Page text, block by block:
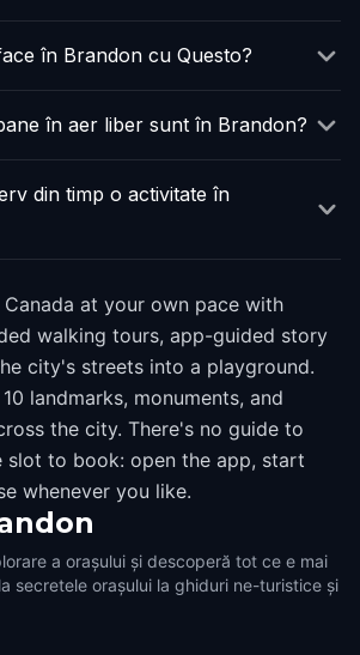
în Brandon cu Questo?
în aer liber sunt în Brandon?
din timp o activitate în
Canada at your own pace with
walking tours, app-guided story
city's streets into a playground.
landmarks, monuments, and
the city. There's no guide to
slot to book: open the app, start
whenever you like.
a orașului și descoperă tot ce e mai
secretele orașului la ghiduri ne-turistice și